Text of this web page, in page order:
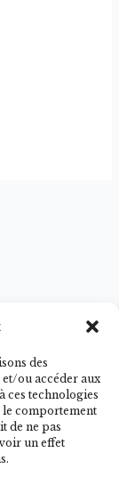
des
ou accéder aux
ces technologies
le comportement
de ne pas
un effet